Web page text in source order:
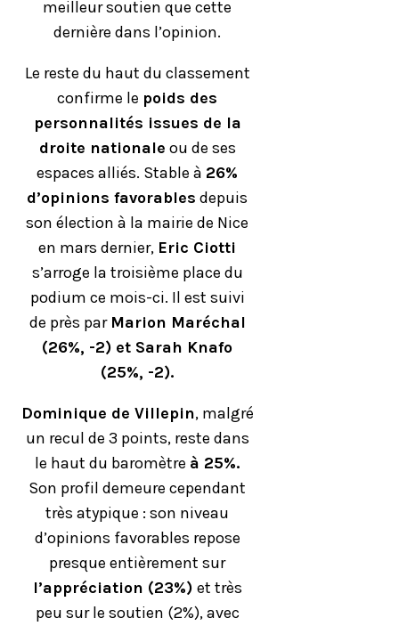
meilleur soutien que cette
dernière dans l’opinion.
Le reste du haut du classement
confirme le poids des
personnalités issues de la
droite nationale ou de ses
espaces alliés. Stable à 26%
d’opinions favorables depuis
son élection à la mairie de Nice
en mars dernier, Eric Ciotti
s’arroge la troisième place du
podium ce mois-ci. Il est suivi
de près par Marion Maréchal
(26%, -2) et Sarah Knafo
(25%, -2).
Dominique de Villepin, malgré
un recul de 3 points, reste dans
le haut du baromètre à 25%.
Son profil demeure cependant
très atypique : son niveau
d’opinions favorables repose
presque entièrement sur
l’appréciation (23%) et très
peu sur le soutien (2%), avec